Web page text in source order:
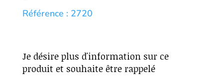
Référence : 2720
Je désire plus d'information sur ce
produit et souhaite être rappelé